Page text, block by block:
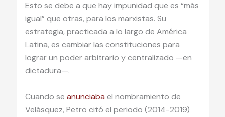
Esto se debe a que hay impunidad que es “más
igual” que otras, para los marxistas. Su
estrategia, practicada a lo largo de América
Latina, es cambiar las constituciones para
lograr un poder arbitrario y centralizado —en
dictadura—.
Cuando se anunciaba el nombramiento de
Velásquez, Petro citó el periodo (2014-2019)